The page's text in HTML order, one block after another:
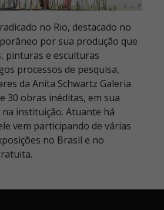
no Rio, destacado no
por sua produção que
pinturas e esculturas
processos de pesquisa,
da Anita Schwartz Galeria
30 obras inéditas, em sua
instituição. Atuante há
vem participando de várias
no Brasil e no